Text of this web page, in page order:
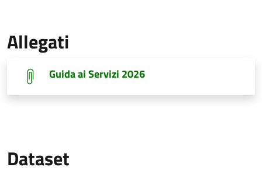
Allegati
Guida ai Servizi 2026
Dataset